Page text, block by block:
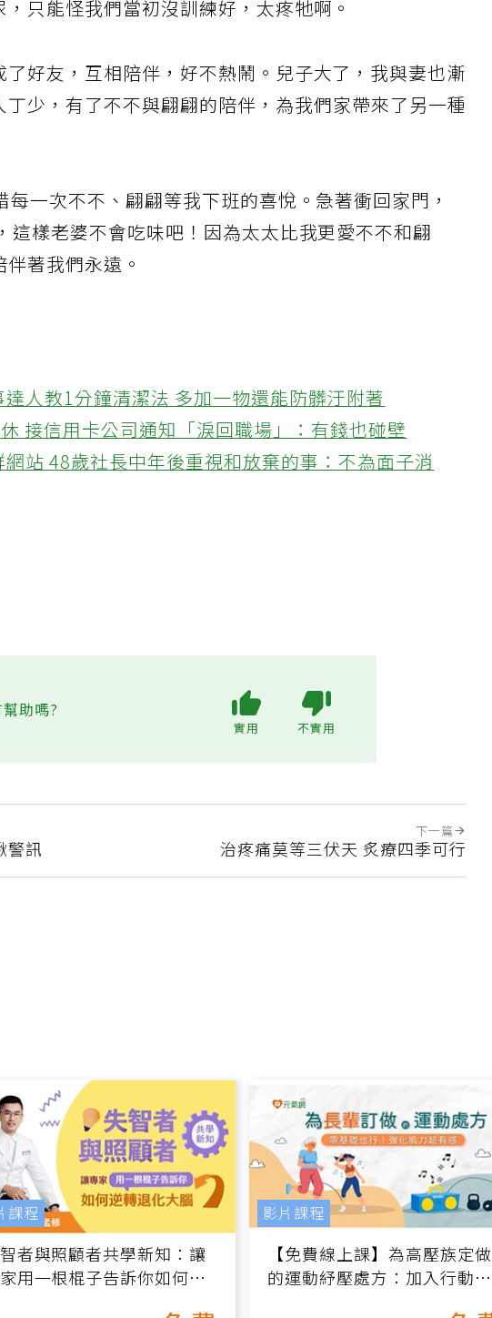
只能怪我們當初沒訓練好，太疼牠啊。
好友，互相陪伴，好不熱鬧。兒子大了，我與妻也漸
丁少，有了不不與翩翩的陪伴，為我們家帶來了另一種
一次不不、翩翩等我下班的喜悅。急著衝回家門，
這樣老婆不會吃味吧！因為太太比我更愛不不和翩
著我們永遠。
人教1分鐘清潔法 多加一物還能防髒汙附著
接信用卡公司通知「淚回職場」：有錢也碰壁
站 48歲社長中年後重視和放棄的事：不為面子消
助嗎?
警訊
下一篇
治疼痛莫等三伏天 炙療四季可行
者與照顧者共學新知：讓
家用一根棍子告訴你如何逆
課程
【免費線上課】為高壓族定做
的運動紓壓處方：加入行動、
影片課程